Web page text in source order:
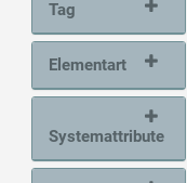
Tag
Elementart
Systemattribute